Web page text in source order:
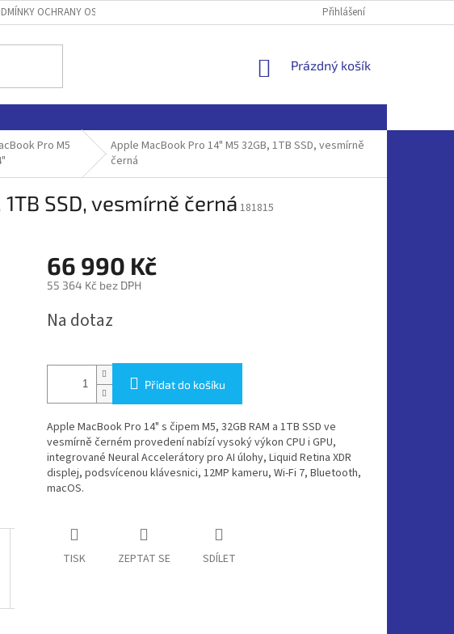
OCHRANY OSOBNÍCH ÚDAJŮ Přihlášení
NÁKUPNÍ
Prázdný košík
Pro M5
Apple MacBook Pro 14" M5 32GB, 1TB SSD, vesmírně
černá
SSD, vesmírně černá181815
66 990 Kč
55 364 Kč bez DPH
cena:
Na dotaz
Přidat do košíku
Apple MacBook Pro 14" s čipem M5, 32GB RAM a 1TB SSD ve
vesmírně černém provedení nabízí vysoký výkon CPU i GPU,
integrované Neural Accelerátory pro AI úlohy, Liquid Retina XDR
displej, podsvícenou klávesnici, 12MP kameru, Wi-Fi 7, Bluetooth,
macOS.
TISK ZEPTAT SE SDÍLET